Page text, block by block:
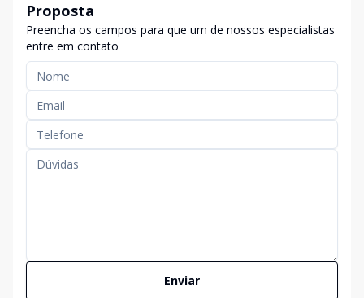
Proposta
Preencha os campos para que um de nossos especialistas
entre em contato
Enviar